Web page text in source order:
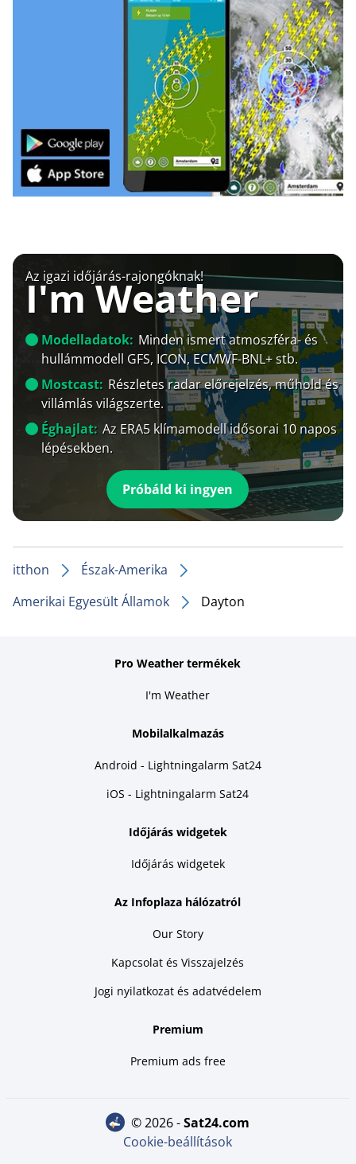
Az igazi időjárás-rajongóknak!
I'm Weather
Modelladatok: Minden ismert atmoszféra- és
hullámmodell GFS, ICON, ECMWF-BNL+ stb.
Mostcast: Részletes radar előrejelzés, műhold és
villámlás világszerte.
Éghajlat: Az ERA5 klímamodell idősorai 10 napos
lépésekben.
Próbáld ki ingyen
itthon
Észak-Amerika
Amerikai Egyesült Államok
Dayton
Pro Weather termékek
I'm Weather
Mobilalkalmazás
Android - Lightningalarm Sat24
iOS - Lightningalarm Sat24
Időjárás widgetek
Időjárás widgetek
Az Infoplaza hálózatról
Our Story
Kapcsolat és Visszajelzés
Jogi nyilatkozat és adatvédelem
Premium
Premium ads free
© 2026 - sat24.com
Cookie-beállítások